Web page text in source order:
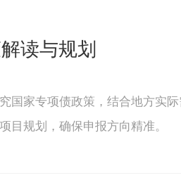
读与规划
国家专项债政策，结合地方实
目规划，确保申报方向精准。